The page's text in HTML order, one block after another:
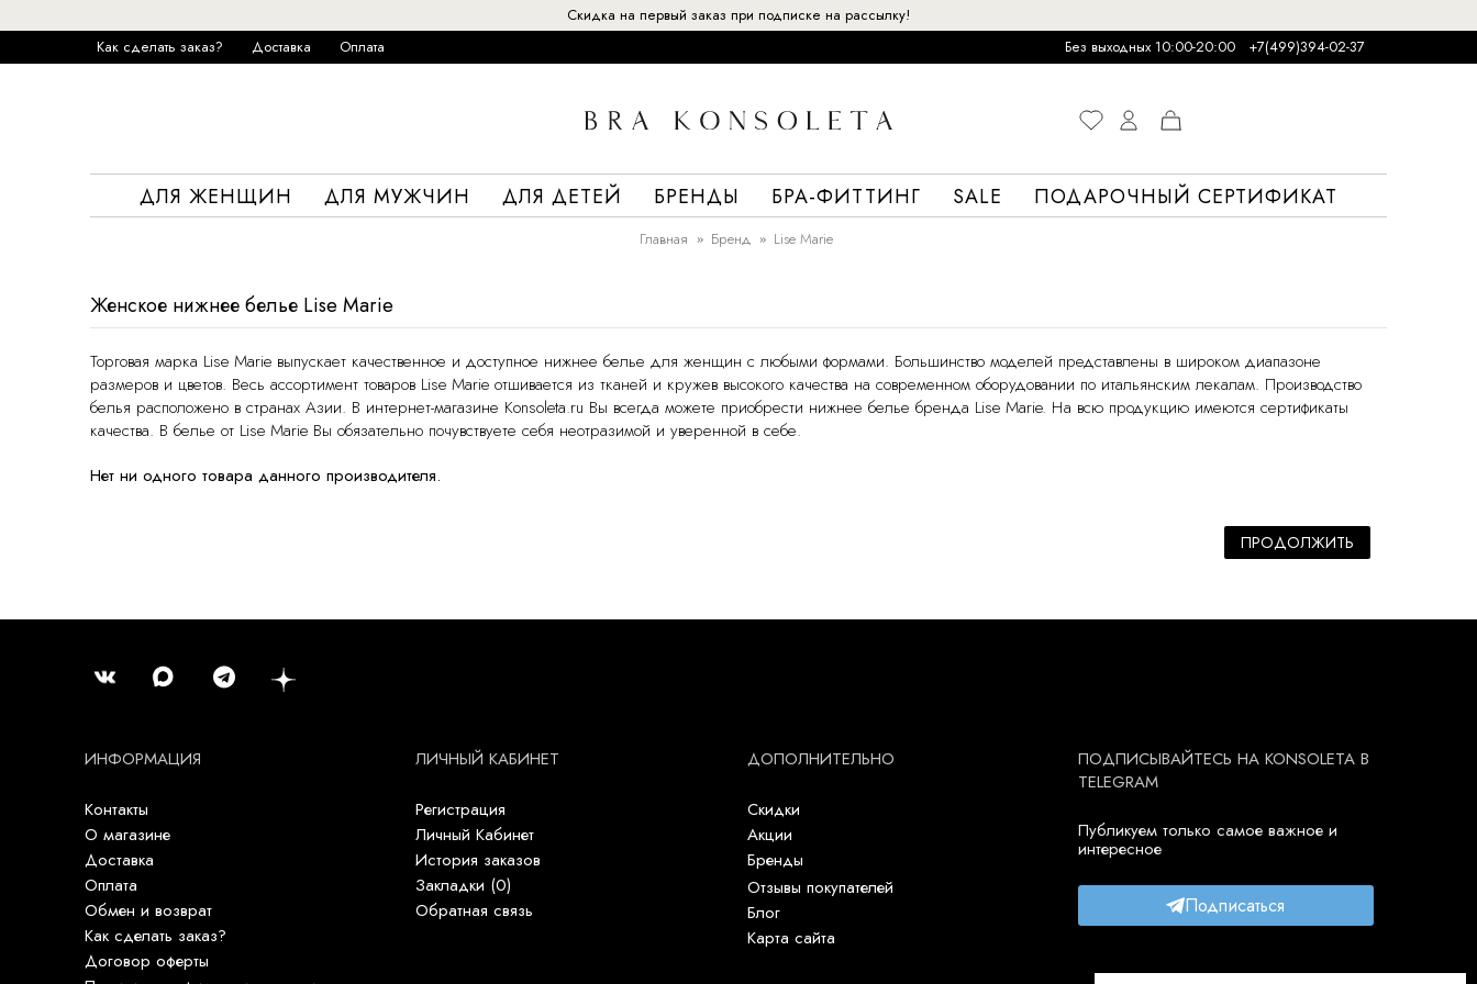
Скидка на первый заказ при подписке на рассылку!
Как сделать заказ?
Доставка Оплата Без выходных 10:00-20:00 +7(499)394-02-37
ДЛЯ ЖЕНЩИН ДЛЯ МУЖЧИН ДЛЯ ДЕТЕЙ БРЕНДЫ БРА-ФИТТИНГ SALE ПОДАРОЧНЫЙ СЕРТИФИКАТ
Главная Бренд Lise Marie
Женское нижнее белье Lise Marie
Торговая марка Lise Marie выпускает качественное и доступное нижнее белье для женщин с любыми формами. Большинство моделей представлены в широком диапазоне
размеров и цветов. Весь ассортимент товаров Lise Marie отшивается из тканей и кружев высокого качества на современном оборудовании по итальянским лекалам. Производство
белья расположено в странах Азии. В интернет-магазине Konsoleta.ru Вы всегда можете приобрести нижнее белье бренда Lise Marie. На всю продукцию имеются сертификаты
качества. В белье от Lise Marie Вы обязательно почувствуете себя неотразимой и уверенной в себе.
Нет ни одного товара данного производителя.
ПРОДОЛЖИТЬ
ИНФОРМАЦИЯ
Контакты
О магазине
Доставка
Оплата
Обмен и возврат
Как сделать заказ?
Договор оферты
ЛИЧНЫЙ КАБИНЕТ
Регистрация
Личный Кабинет
История заказов
Закладки (0)
Обратная связь
ДОПОЛНИТЕЛЬНО
Скидки
Акции
Бренды
Отзывы покупателей
Блог
Карта сайта
ПОДПИСЫВАЙТЕСЬ НА KONSOLETA В
TELEGRAM
Публикуем только самое важное и
интересное
Подписаться